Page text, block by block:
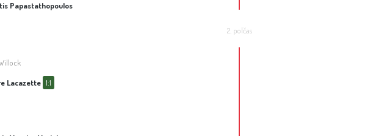
Papastathopoulos
2. polčas
Lacazette 1:1